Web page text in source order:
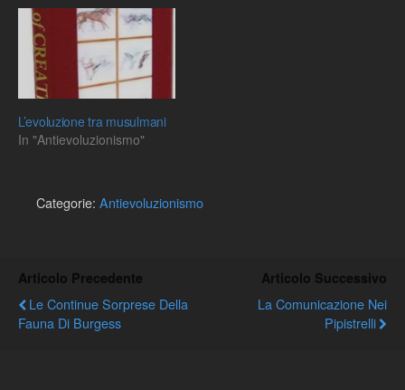
L’evoluzione tra musulmani
In "Antievoluzionismo"
Categorie: Antievoluzionismo
Articolo Precedente
Le Continue Sorprese Della
Fauna Di Burgess
Articolo Successivo
La Comunicazione Nei
Pipistrelli